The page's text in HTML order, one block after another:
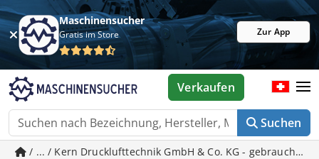
Maschinensucher
Gratis im Store Zur App
Suchen
Verkaufen
/ ... / Kern Drucklufttechnik GmbH & Co. KG - gebrauchte